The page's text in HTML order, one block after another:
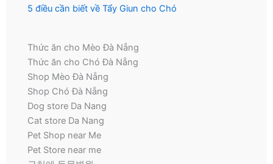
5 điều cần biết về Tẩy Giun cho Chó
Thức ăn cho Mèo Đà Nẵng
Thức ăn cho Chó Đà Nẵng
Shop Mèo Đà Nẵng
Shop Chó Đà Nẵng
Dog store Da Nang
Cat store Da Nang
Pet Shop near Me
Pet Store near me